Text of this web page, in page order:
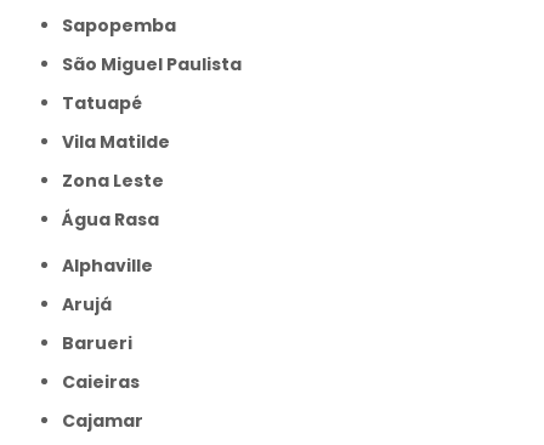
Sapopemba
São Miguel Paulista
Tatuapé
Vila Matilde
Zona Leste
Água Rasa
Alphaville
Arujá
Barueri
Caieiras
Cajamar